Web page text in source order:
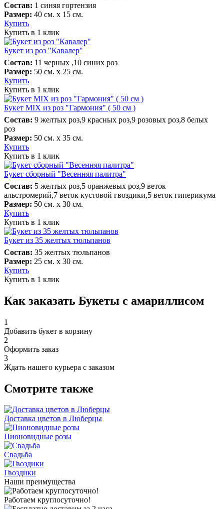
Состав: 1 синяя гортензия
Размер: 40 см. х 15 см.
Купить
Купить в 1 клик
Букет из роз "Кавалер"
Состав: 11 черных ,10 синих роз
Размер: 50 см. х 25 см.
Купить
Купить в 1 клик
Букет MIX из роз "Гармония" ( 50 см )
Состав: 9 желтых роз,9 красных роз,9 розовых роз,8 белых
роз
Размер: 50 см. х 35 см.
Купить
Купить в 1 клик
Букет сборный "Весенняя палитра"
Состав: 5 желтых роз,5 оранжевых роз,9 веток
альстромерий,7 веток кустовой гвоздики,5 веток гиперикума
Размер: 50 см. х 30 см.
Купить
Купить в 1 клик
Букет из 35 желтых тюльпанов
Состав: 35 желтых тюльпанов
Размер: 25 см. х 30 см.
Купить
Купить в 1 клик
Как заказать Букеты с амариллисом
1
Добавить букет в корзину
2
Оформить заказ
3
Ждать нашего курьера с заказом
Смотрите также
Доставка цветов в Люберцы
Пионовидные розы
Свадьба
Гвоздики
Наши преимущества
Работаем круглосуточно!